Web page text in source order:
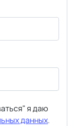
я даю
данных.